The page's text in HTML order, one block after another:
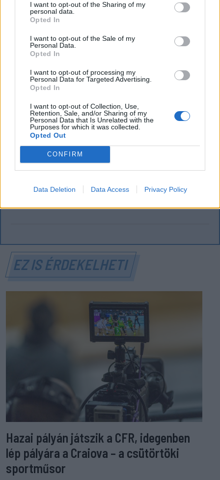
I want to opt-out of the Sharing of my
personal data.
Opted In
I want to opt-out of the Sale of my
Personal Data.
Opted In
I want to opt-out of processing my
Personal Data for Targeted Advertising.
Opted In
I want to opt-out of Collection, Use,
Retention, Sale, and/or Sharing of my
Personal Data that Is Unrelated with the
Purposes for which it was collected.
Opted Out
CONFIRM
Data Deletion Data Access Privacy Policy
FŐTÉR
Már csak 4-5 napig működhet a jelenlegi
körülmények között a cernavodai
atomerőmű
letartóztatott uzsorás. Akár 40 fok is várható
EZ IS ÉRDEKELHETI
Hazai pályán játszik a CFR, idegenben
lép pályára a Craiova – a csütörtöki
sportműsor